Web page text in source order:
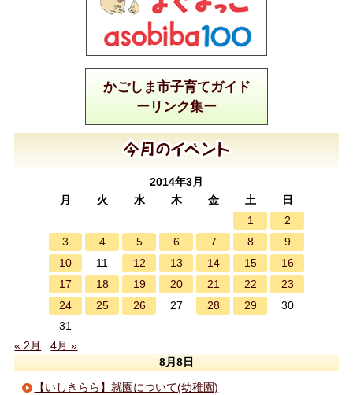
かごしま市子育てガイド
ーリンク集ー
2014年3月
月
火 水 木 金 土
日
1
2
3
4 5 6 7 8
9
10
11 12 13 14 15
16
17
18 19 20 21 22
23
24
25 26 27 28 29
30
31
« 2月
4月 »
8月8日
【いしきらら】就園について(幼稚園)